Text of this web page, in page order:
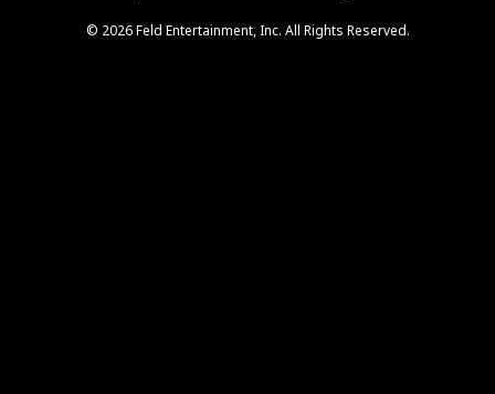
© 2026 Feld Entertainment, Inc. All Rights Reserved.